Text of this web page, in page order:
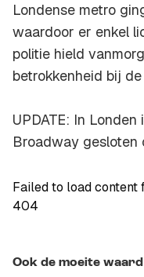
Londense metro
waardoor er enkel
politie hield
betrokkenheid bij
UPDATE: In
Broadway gesloten
Failed to load content
404
Ook de moeite waard